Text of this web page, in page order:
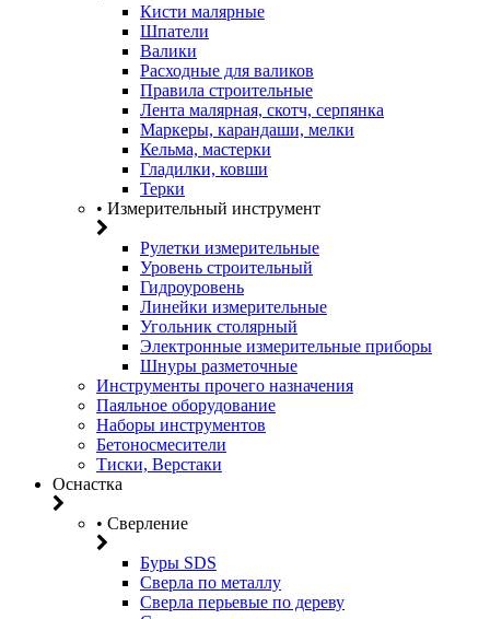
Кисти малярные
Шпатели
Валики
Расходные для валиков
Правила строительные
Лента малярная, скотч, серпянка
Маркеры, карандаши, мелки
Кельма, мастерки
Гладилки, ковши
Терки
• Измерительный инструмент
Рулетки измерительные
Уровень строительный
Гидроуровень
Линейки измерительные
Угольник столярный
Электронные измерительные приборы
Шнуры разметочные
Инструменты прочего назначения
Паяльное оборудование
Наборы инструментов
Бетоносмесители
Тиски, Верстаки
Оснастка
• Сверление
Буры SDS
Сверла по металлу
Сверла перьевые по дереву